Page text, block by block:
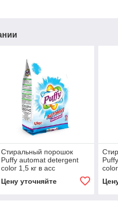
Стиральный порошок
Puffy automat detergent
color 1,5 кг в асс
Цену уточняйте